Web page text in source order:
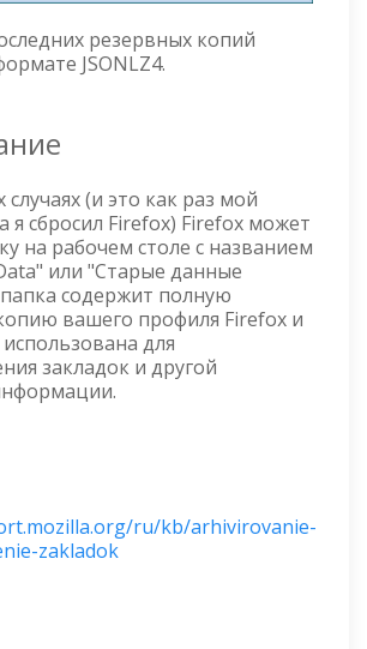
резервных копий
JSONLZ4.
(и это как раз мой
я сбросил Firefox) Firefox может
на рабочем столе с названием
или "Старые данные
содержит полную
вашего профиля Firefox и
для
закладок и другой
ru/kb/arhivirovanie-
zakladok